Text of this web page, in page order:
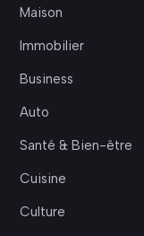
Maison
Immobilier
Business
Auto
Santé & Bien-être
Cuisine
Culture